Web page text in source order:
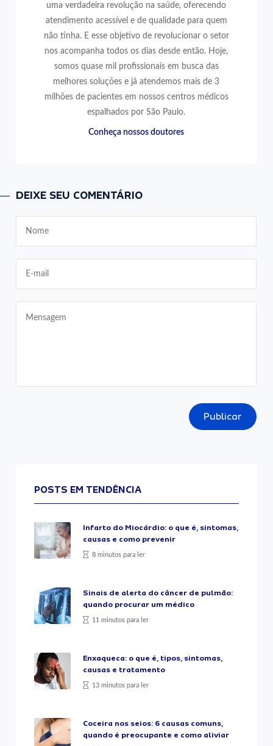
uma verdadeira revolução na saúde, oferecendo
atendimento acessível e de qualidade para quem
não tinha. E esse objetivo de revolucionar o setor
nos acompanha todos os dias desde então. Hoje,
somos quase mil profissionais em busca das
melhores soluções e já atendemos mais de 3
milhões de pacientes em nossos centros médicos
espalhados por São Paulo.
Conheça nossos doutores
DEIXE SEU COMENTÁRIO
Publicar
POSTS EM TENDÊNCIA
Infarto do Miocárdio: o que é, sintomas,
causas e como prevenir
8 minutos para ler
Sinais de alerta do câncer de pulmão:
quando procurar um médico
11 minutos para ler
Enxaqueca: o que é, tipos, sintomas,
causas e tratamento
13 minutos para ler
Coceira nos seios: 6 causas comuns,
quando é preocupante e como aliviar